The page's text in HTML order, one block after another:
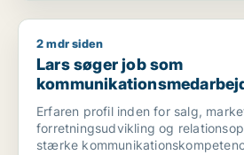
Lars søger job som
2 mdr siden
Lars søger job som
forretningsudvikler /
Erfaren profil inden for salg,
forretningsudvikling og
stærke